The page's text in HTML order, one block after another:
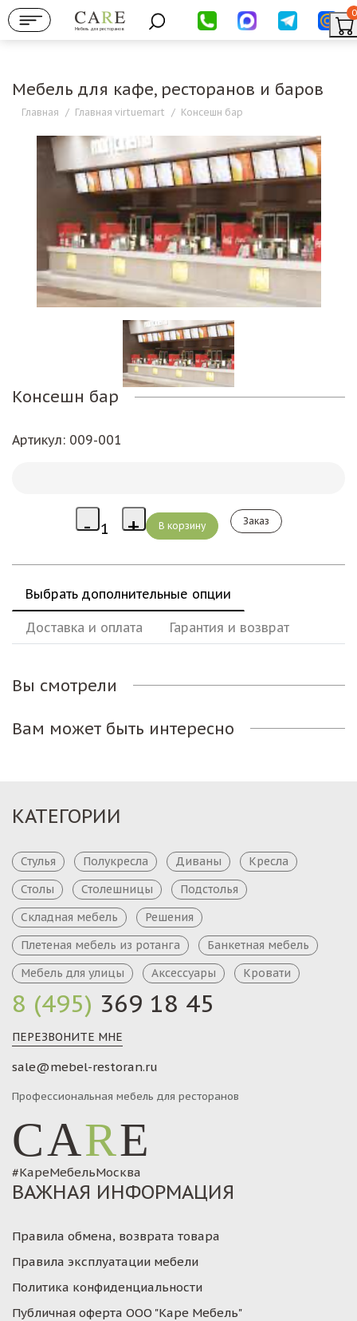
Мебель для ресторанов
0
Мебель для кафе, ресторанов и баров
Главная / Главная virtuemart / Консешн бар
Консешн бар
Артикул: 009-001
Заказ
Выбрать дополнительные опции
Доставка и оплата Гарантия и возврат
Вы смотрели
Вам может быть интересно
8 (495) 369 18 45
ПЕРЕЗВОНИТЕ МНЕ
sale@mebel-restoran.ru
Профессиональная мебель для ресторанов
CARE
#КареМебельМосква
КАТЕГОРИИ
Стулья Полукресла Диваны
Кресла
Столы
Столешницы
Подстолья
Складная мебель
Решения
Плетеная мебель из ротанга
Банкетная мебель
Мебель для улицы
Аксессуары Кровати
ВАЖНАЯ ИНФОРМАЦИЯ
Правила обмена, возврата товара
Правила эксплуатации мебели
Политика конфиденциальности
Публичная оферта ООО "Каре Мебель"